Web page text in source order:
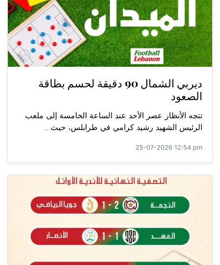
ديربي الشمال 90 دقيقة لحسم بطاقة
الصعود
تتجه الأنظار عصر الأحد عند الساعة الخامسة إلى ملعب
الرئيس الشهيد رشيد كرامي في طرابلس، حيث...
25-07-2026 12:54 pm